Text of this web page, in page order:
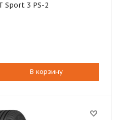
Sport 3 PS-2
В корзину